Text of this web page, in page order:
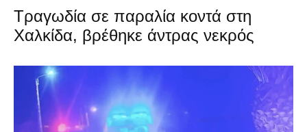
Τραγωδία σε παραλία κοντά στη
Χαλκίδα, βρέθηκε άντρας νεκρός